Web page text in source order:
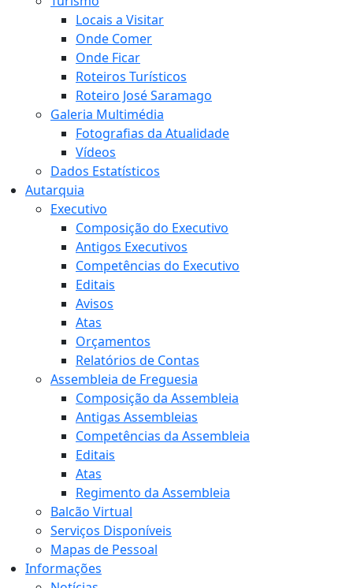
Locais a Visitar
Onde Comer
Onde Ficar
Roteiros Turísticos
Roteiro José Saramago
Galeria Multimédia
Fotografias da Atualidade
Vídeos
Dados Estatísticos
Autarquia
Executivo
Composição do Executivo
Antigos Executivos
Competências do Executivo
Editais
Avisos
Atas
Orçamentos
Relatórios de Contas
Assembleia de Freguesia
Composição da Assembleia
Antigas Assembleias
Competências da Assembleia
Editais
Atas
Regimento da Assembleia
Balcão Virtual
Serviços Disponíveis
Mapas de Pessoal
Informações